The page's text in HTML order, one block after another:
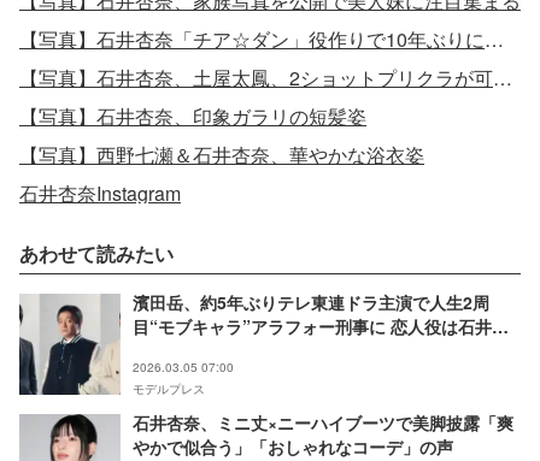
【写真】石井杏奈「チア☆ダン」役作りで10年ぶりに前髪カット
【写真】石井杏奈、土屋太鳳、2ショットプリクラが可愛すぎる
【写真】石井杏奈、印象ガラリの短髪姿
【写真】西野七瀬＆石井杏奈、華やかな浴衣姿
石井杏奈Instagram
あわせて読みたい
濱田岳、約5年ぶりテレ東連ドラ主演で人生2周
目“モブキャラ”アラフォー刑事に 恋人役は石井杏
2026.03.05 07:00
モデルプレス
石井杏奈、ミニ丈×ニーハイブーツで美脚披露「爽
やかで似合う」「おしゃれなコーデ」の声